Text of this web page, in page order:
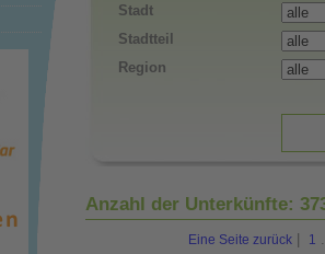
Stadt
Stadtteil
Region
Anzahl der Unterkünfte:
Eine Seite zurück| 1